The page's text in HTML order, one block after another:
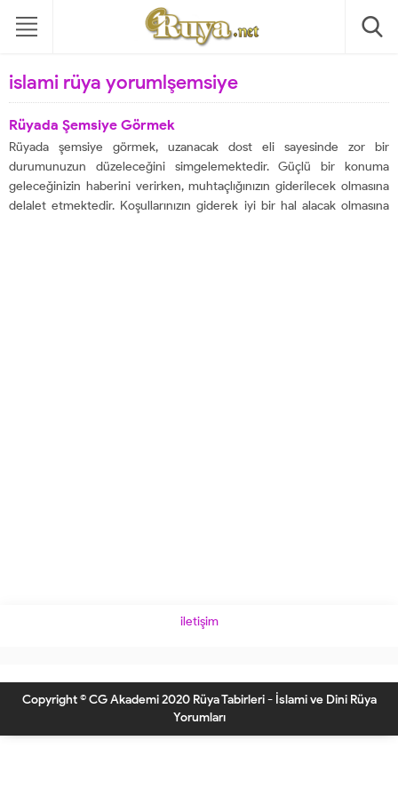
islami rüya yorumlşemsiye
Rüyada Şemsiye Görmek
Rüyada şemsiye görmek, uzanacak dost eli sayesinde zor bir
durumunuzun düzeleceğini simgelemektedir. Güçlü bir konuma
geleceğinizin haberini verirken, muhtaçlığınızın giderilecek olmasına
delalet etmektedir. Koşullarınızın giderek iyi bir hal alacak olmasına
iletişim
Copyright © CG Akademi 2020 Rüya Tabirleri - İslami ve Dini Rüya
Yorumları